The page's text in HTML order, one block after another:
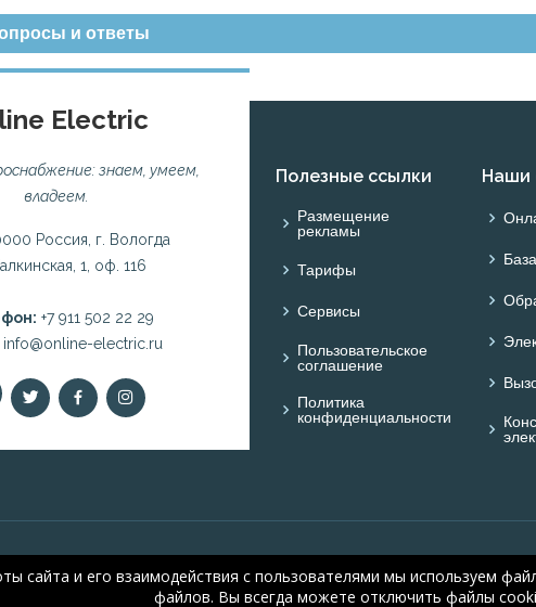
и ответы
Electric
знаем, умеем,
владеем.
Россия, г. Вологда
1, оф. 116
+7 911 502 22 29
info@online-electric.ru
Полезные ссылки
Размещение
рекламы
Тарифы
Сервисы
Пользовательское
соглашение
Политика
конфиденциальности
Наши
сайта и его взаимодействия с пользователями мы используем
файлов. Вы всегда можете отключить файлы